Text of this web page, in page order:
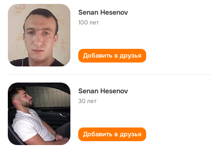
Senan Hesenov
100 лет
Добавить в друзья
Senan Hesenov
30 лет
Добавить в друзья